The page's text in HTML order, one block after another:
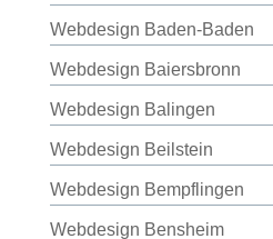
Webdesign Baden-Baden
Webdesign Baiersbronn
Webdesign Balingen
Webdesign Beilstein
Webdesign Bempflingen
Webdesign Bensheim